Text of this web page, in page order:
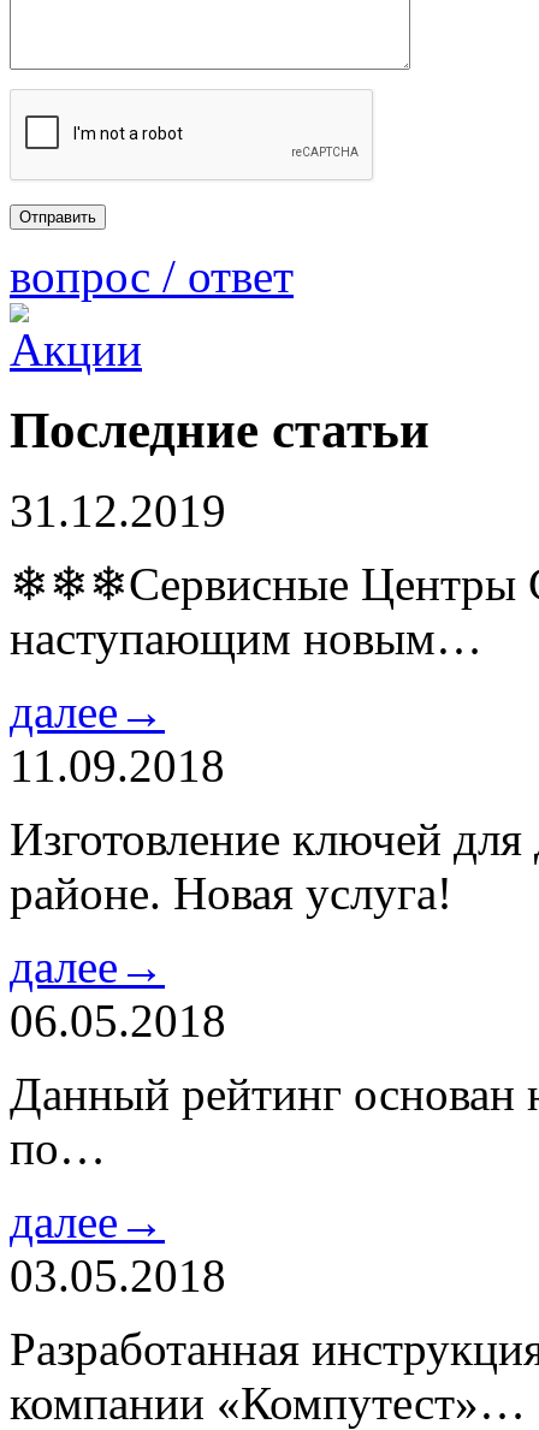
вопрос / ответ
Последние статьи
31.12.2019
❄❄❄Сервисные Центры
наступающим новым…
далее→
11.09.2018
Изготовление ключей
районе. Новая услуга!
далее→
06.05.2018
Данный рейтинг основан
по…
далее→
03.05.2018
Разработанная
компании «Компутест»…